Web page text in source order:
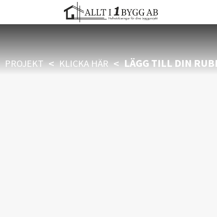
PROJEKT < KLICKA HÄR < LÄGG TILL DIN